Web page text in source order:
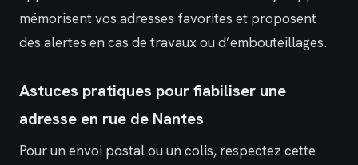
mémorisent vos adresses favorites et proposent
des alertes en cas de travaux ou d’embouteillages.
Astuces pratiques pour fiabiliser une
adresse en rue de Nantes
Pour un envoi postal ou un colis, respectez cette